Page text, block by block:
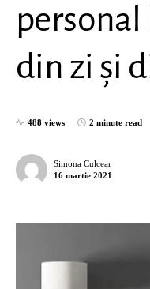
personal
din zi și
488 views 2 minute read
Simona Culcear
16 martie 2021